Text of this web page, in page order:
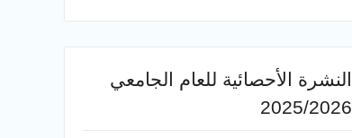
النشرة الأحصائية للعام الجامعي
2025/2026